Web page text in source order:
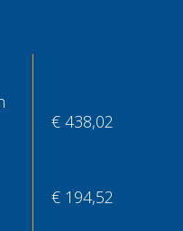
€ 438,02
€ 194,52